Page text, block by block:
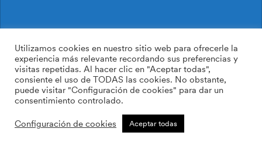
Ejecutivos Plus cielo
Utilizamos cookies en nuestro sitio web para ofrecerle la
experiencia más relevante recordando sus preferencias y
visitas repetidas. Al hacer clic en "Aceptar todas",
consiente el uso de TODAS las cookies. No obstante,
puede visitar "Configuración de cookies" para dar un
consentimiento controlado.
Configuración de cookies Aceptar todas